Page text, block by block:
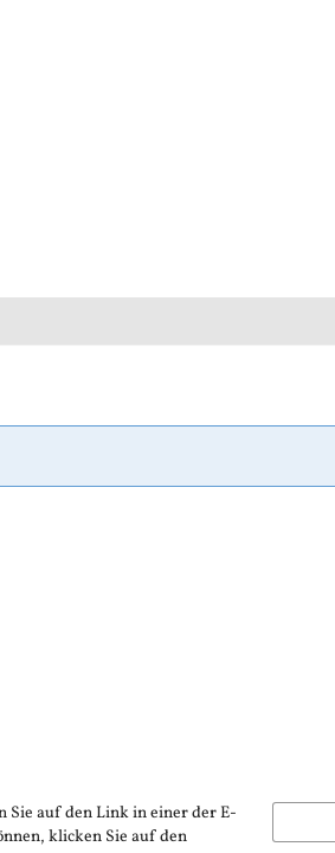
Sie auf den Link in einer der E-
klicken Sie auf den